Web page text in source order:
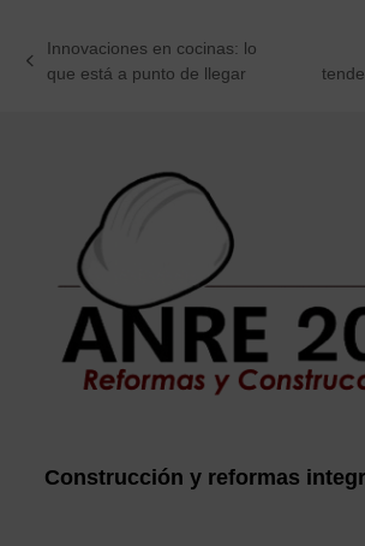
previous
Innovaciones en cocinas: lo
que está a punto de llegar
Construcción y reformas